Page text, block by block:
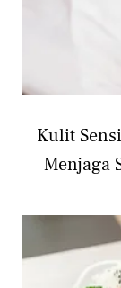
Kulit
Menjaga